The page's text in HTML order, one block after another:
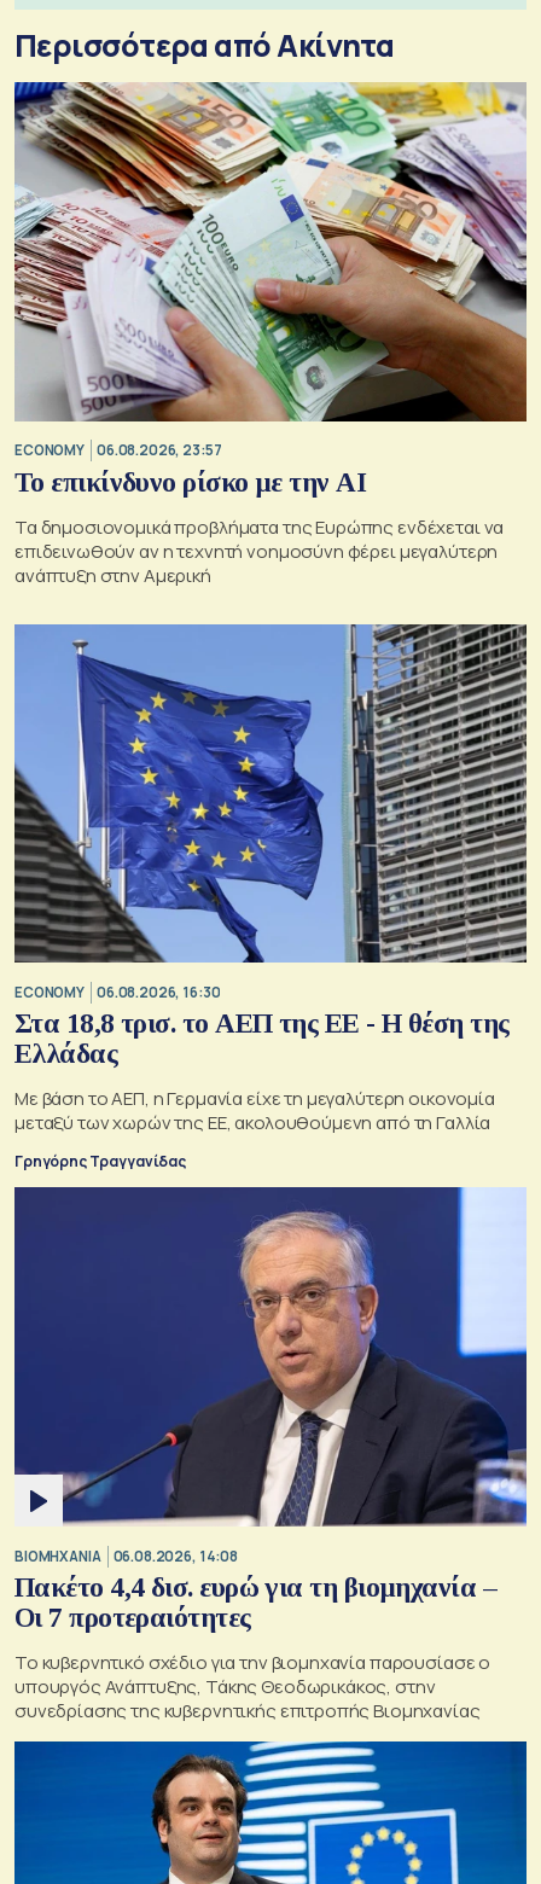
Περισσότερα από Ακίνητα
ECONOMY 06.08.2026, 23:57
Το επικίνδυνο ρίσκο με την ΑΙ
Τα δημοσιονομικά προβλήματα της Ευρώπης ενδέχεται να
επιδεινωθούν αν η τεχνητή νοημοσύνη φέρει μεγαλύτερη
ανάπτυξη στην Αμερική
ECONOMY 06.08.2026, 16:30
Στα 18,8 τρισ. το ΑΕΠ της ΕΕ - Η θέση της
Ελλάδας
Με βάση το ΑΕΠ, η Γερμανία είχε τη μεγαλύτερη οικονομία
μεταξύ των χωρών της ΕΕ, ακολουθούμενη από τη Γαλλία
Γρηγόρης Τραγγανίδας
ΒΙΟΜΗΧΑΝΙΑ 06.08.2026, 14:08
Πακέτο 4,4 δισ. ευρώ για τη βιομηχανία –
Οι 7 προτεραιότητες
Το κυβερνητικό σχέδιο για την βιομηχανία παρουσίασε ο
υπουργός Ανάπτυξης, Τάκης Θεοδωρικάκος, στην
συνεδρίασης της κυβερνητικής επιτροπής Βιομηχανίας